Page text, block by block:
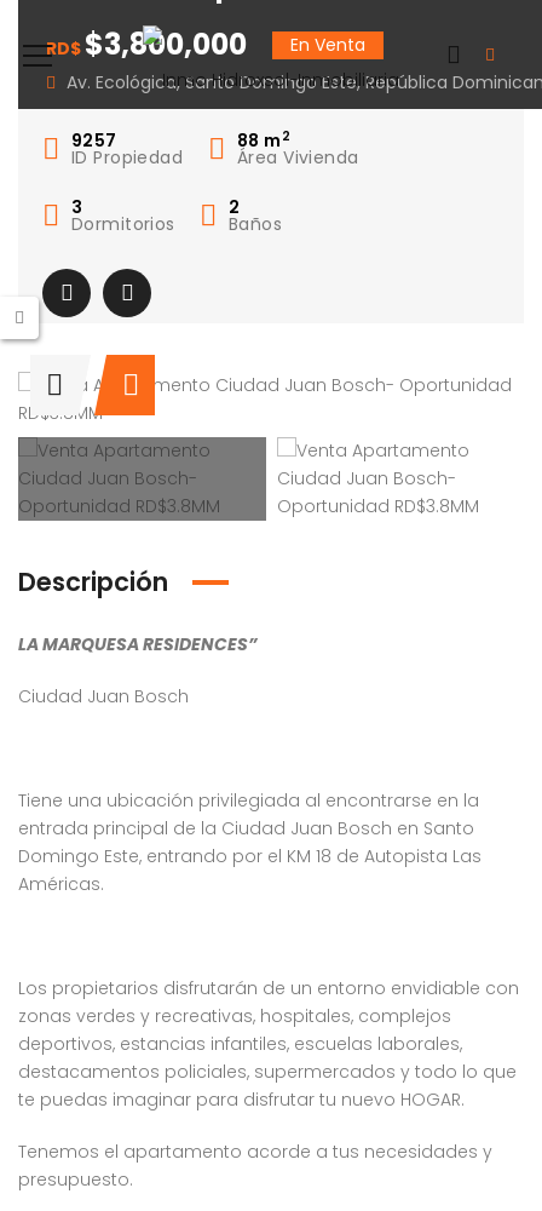
Ciudad Juan Bosch-
Oportunidad
RD$ $3,800,000
En Venta
Av. Ecológica, Santo Domingo Este, República
9257
ID Propiedad
88 m 2
Área Vivienda
3
Dormitorios
2
Baños
Descripción
LA MARQUESA RESIDENCES”
Ciudad Juan Bosch
Tiene una ubicación privilegiada al encontrarse en la
entrada principal de la Ciudad Juan Bosch en Santo
Domingo Este, entrando por el KM 18 de Autopista Las
Américas.
Los propietarios disfrutarán de un entorno envidiable con
zonas verdes y recreativas, hospitales, complejos
deportivos, estancias infantiles, escuelas laborales,
destacamentos policiales, supermercados y todo lo que
te puedas imaginar para disfrutar tu nuevo HOGAR.
Tenemos el apartamento acorde a tus necesidades y
presupuesto.
Venta Apartamento Residencial Amalia Venta Villa En Crisfer Punta Cana
RD$$10,000,000